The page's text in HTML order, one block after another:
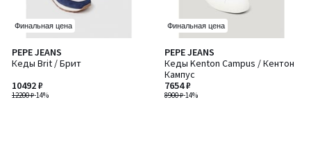
Финальная цена
PEPE JEANS
Кеды Brit / Брит
12200 ₽-14%
10492 ₽
Финальная цена
PEPE JEANS
Кеды Kenton Campus / Кентон
Кампус
8900 ₽-14%
7654 ₽